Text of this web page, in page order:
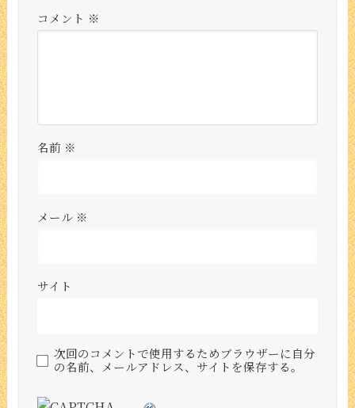
コメント ※
名前 ※
メール ※
サイト
次回のコメントで使用するためブラウザーに自分
の名前、メールアドレス、サイトを保存する。